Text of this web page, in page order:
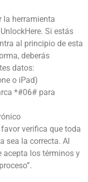
la herramienta
Si estás
al principio de esta
deberás
datos:
o iPad)
*#06# para
verifica que toda
sea la correcta. Al
acepta los términos y